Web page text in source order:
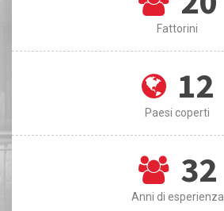
Fattorini
12
Paesi coperti
32
Anni di esperienza